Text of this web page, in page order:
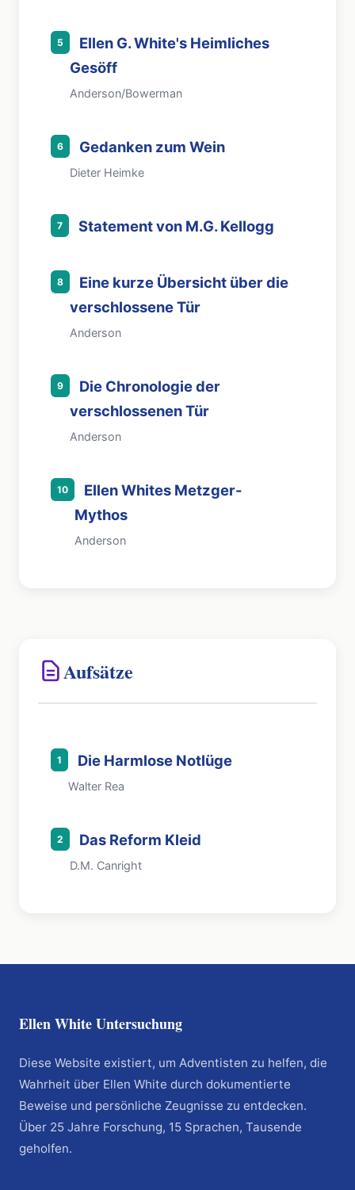
5
Ellen G. White's Heimliches
Gesöff
Anderson/Bowerman
6 Gedanken zum Wein
Dieter Heimke
7 Statement von M.G. Kellogg
8
Eine kurze Übersicht über die
verschlossene Tür
Anderson
9
Die Chronologie der
verschlossenen Tür
Anderson
10
Ellen Whites Metzger-
Mythos
Anderson
Aufsätze
1 Die Harmlose Notlüge
Walter Rea
2 Das Reform Kleid
D.M. Canright
Ellen White Untersuchung
Diese Website existiert, um Adventisten zu helfen, die
Wahrheit über Ellen White durch dokumentierte
Beweise und persönliche Zeugnisse zu entdecken.
Über 25 Jahre Forschung, 15 Sprachen, Tausende
geholfen.